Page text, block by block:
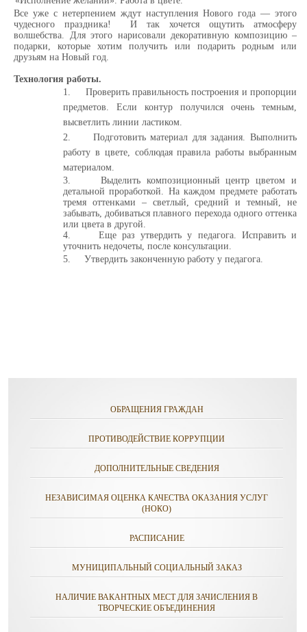
Все уже с нетерпением ждут наступления Нового года — этого
чудесного праздника! И так хочется ощутить атмосферу
волшебства. Для этого нарисовали декоративную композицию –
подарки, которые хотим получить или подарить родным или
друзьям на Новый год.
Технология работы.
1.
Проверить правильность построения и пропорции
предметов. Если контур получился очень темным,
высветлить линии ластиком.
2.
Подготовить материал для задания. Выполнить
работу в цвете, соблюдая правила работы выбранным
материалом.
3.
Выделить композиционный центр цветом и
детальной проработкой. На каждом предмете работать
тремя оттенками – светлый, средний и темный, не
забывать, добиваться плавного перехода одного оттенка
или цвета в другой.
4.
Еще раз утвердить у педагога. Исправить и
уточнить недочеты, после консультации.
5.
Утвердить законченную работу у педагога.
ОБРАЩЕНИЯ ГРАЖДАН
ПРОТИВОДЕЙСТВИЕ КОРРУПЦИИ
ДОПОЛНИТЕЛЬНЫЕ СВЕДЕНИЯ
НЕЗАВИСИМАЯ ОЦЕНКА КАЧЕСТВА ОКАЗАНИЯ УСЛУГ
(НОКО)
РАСПИСАНИЕ
МУНИЦИПАЛЬНЫЙ СОЦИАЛЬНЫЙ ЗАКАЗ
НАЛИЧИЕ ВАКАНТНЫХ МЕСТ ДЛЯ ЗАЧИСЛЕНИЯ В
ТВОРЧЕСКИЕ ОБЪЕДИНЕНИЯ